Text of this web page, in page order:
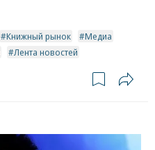
Книжный рынок
Медиа
Лента новостей